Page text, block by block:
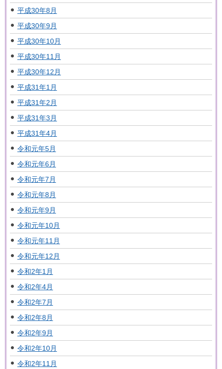
平成30年8月
平成30年9月
平成30年10月
平成30年11月
平成30年12月
平成31年1月
平成31年2月
平成31年3月
平成31年4月
令和元年5月
令和元年6月
令和元年7月
令和元年8月
令和元年9月
令和元年10月
令和元年11月
令和元年12月
令和2年1月
令和2年4月
令和2年7月
令和2年8月
令和2年9月
令和2年10月
令和2年11月